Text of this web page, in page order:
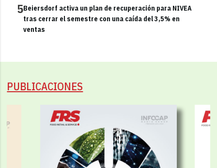
5Beiersdorf activa un plan de recuperación para NIVEA
tras cerrar el semestre con una caída del 3,5% en
ventas
PUBLICACIONES